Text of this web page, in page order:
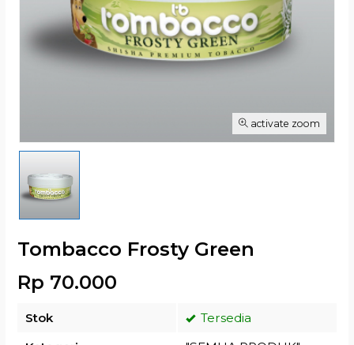
activate zoom
Tombacco Frosty Green
Rp 70.000
Stok
Tersedia